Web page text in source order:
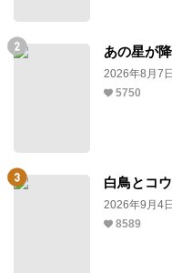
あの星が
2026年8月7
5750
白鳥とコ
2026年9月4
8589